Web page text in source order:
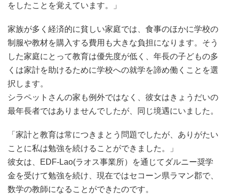
をしたことを覚えています。」
家族が多く経済的に貧しい家庭では、食事のほかに学校の
制服や教材を購入する費用も大きな負担になります。そう
した家庭にとって教育は優先度が低く、年長の子どもの多
くは家計を助けるために学校への就学を諦め働くことを選
択します。
シラペットさんの家も例外ではなく、彼女はきょうだいの
最年長者ではありませんでしたが、同じ境遇にいました。
「家計と教育は常につきまとう問題でしたが、ありがたい
ことに私は勉強を続けることができました。」
彼女は、EDF-Lao(ラオス事業所）を通じてダルニー奨学
金を受けて勉強を続け、現在ではセコーン県ラマン郡で、
数学の教師になることができたのです。